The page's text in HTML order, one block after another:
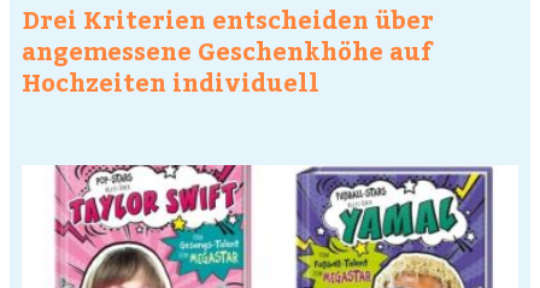
Drei Kriterien entscheiden über
angemessene Geschenkhöhe auf
Hochzeiten individuell